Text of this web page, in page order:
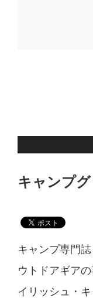
キャンプ
キャンプ専門
ウトドアギア
イリッシュ・